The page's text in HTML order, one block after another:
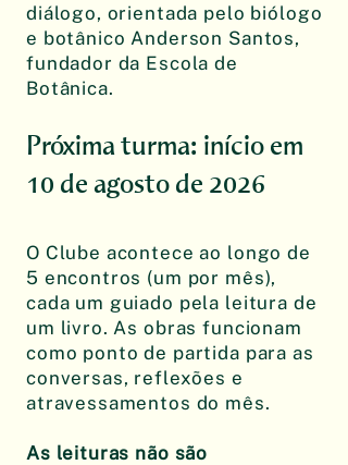
diálogo, orientada pelo biólogo
e botânico Anderson Santos,
fundador da Escola de
Botânica.
Próxima turma: início em
10 de agosto de 2026
O Clube acontece ao longo de
5 encontros (um por mês),
cada um guiado pela leitura de
um livro. As obras funcionam
como ponto de partida para as
conversas, reflexões e
atravessamentos do mês.
As leituras não são